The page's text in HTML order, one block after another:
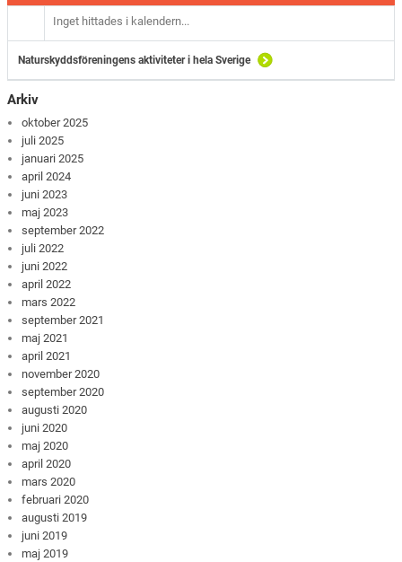
Inget hittades i kalendern...
Naturskyddsföreningens aktiviteter i hela Sverige
Arkiv
oktober 2025
juli 2025
januari 2025
april 2024
juni 2023
maj 2023
september 2022
juli 2022
juni 2022
april 2022
mars 2022
september 2021
maj 2021
april 2021
november 2020
september 2020
augusti 2020
juni 2020
maj 2020
april 2020
mars 2020
februari 2020
augusti 2019
juni 2019
maj 2019